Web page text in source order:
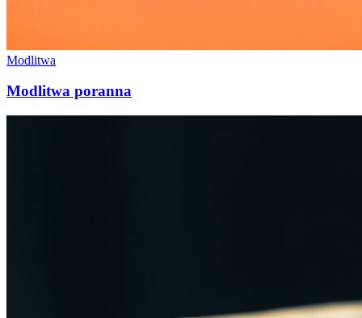
Modlitwa
Modlitwa poranna